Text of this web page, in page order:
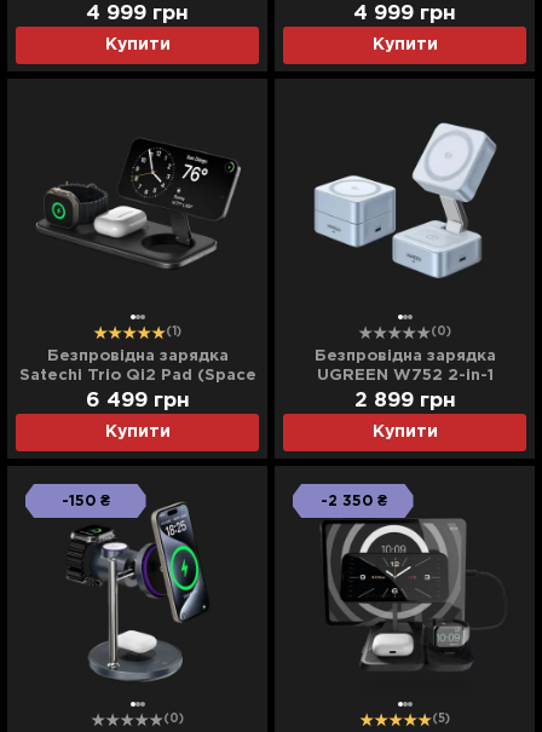
(Desert Rose) (ST-QTG31R)
Купити
4 999 грн
(Sand) (ST-QTG31W)
Купити
4 999 грн
(1)
Безпровідна зарядка
Satechi Trio Qi2 Pad (Space
Grey) (ST-QTPM-EA)
Купити
6 499 грн
(0)
Безпровідна зарядка
UGREEN W752 2-in-1
Magnetic Wireless Charger
25W QI2.2 (Starlight Blue)
Купити
2 899 грн
-150 ₴
(0)
-2 350 ₴
(5)